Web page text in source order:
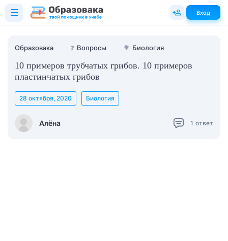
Образовака ❓ Вопросы 🌳 Биология
10 примеров трубчатых грибов. 10 примеров
пластинчатых грибов
Алёна
28 октября, 2020 Биология
1 ответ
Вход